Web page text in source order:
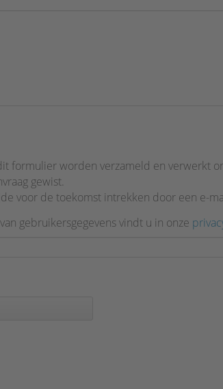
formulier worden verzameld en verwerkt
gewist.
voor de toekomst intrekken door een e-
gebruikersgegevens vindt u in onze